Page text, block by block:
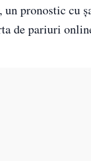
pronostic cu
de pariuri